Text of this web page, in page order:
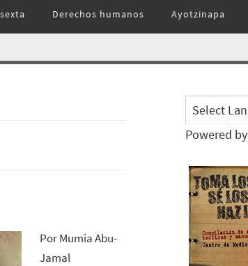
Derechos humanos Ayotzinapa
Por Mumia Abu-
Jamal
Powered by